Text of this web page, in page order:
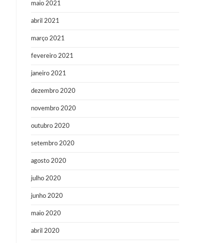
maio 2021
abril 2021
março 2021
fevereiro 2021
janeiro 2021
dezembro 2020
novembro 2020
outubro 2020
setembro 2020
agosto 2020
julho 2020
junho 2020
maio 2020
abril 2020